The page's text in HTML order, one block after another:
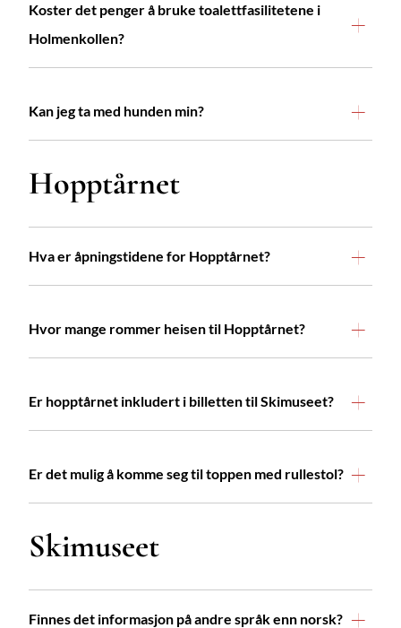
Koster det penger å bruke toalettfasilitetene i
Holmenkollen?
Kan jeg ta med hunden min?
Hopptårnet
Hva er åpningstidene for Hopptårnet?
Hvor mange rommer heisen til Hopptårnet?
Er hopptårnet inkludert i billetten til Skimuseet?
Er det mulig å komme seg til toppen med rullestol?
Skimuseet
Finnes det informasjon på andre språk enn norsk?